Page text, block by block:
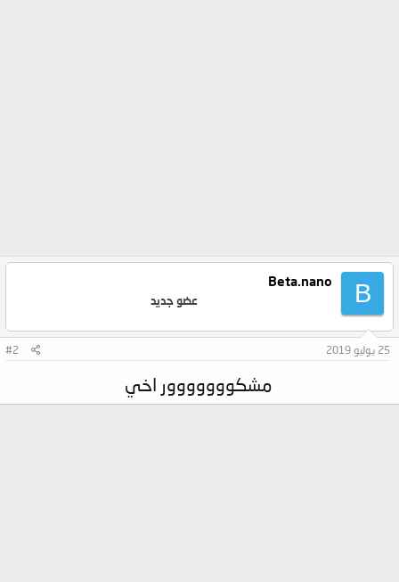
B
Beta.nano
عضو جديد
25 يوليو 2019 #2
مشكووووووور اخي